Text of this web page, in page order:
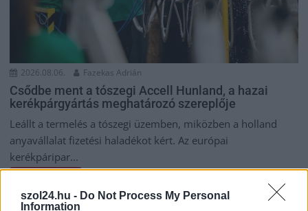
szol24.hu - Do Not Process My Personal
Information
2026.08.06. Fazekas Adrián
Csődbe ment a tószegi Accell Hunland, a hazai
kerékpárgyártás meghatározó szereplője
Leállt a termelés a tószegi üzemben, miközben a holland
anyavállalat fizetési haladékot kért. Az európai
kerékpáripar...
JNSZ megyei hírek